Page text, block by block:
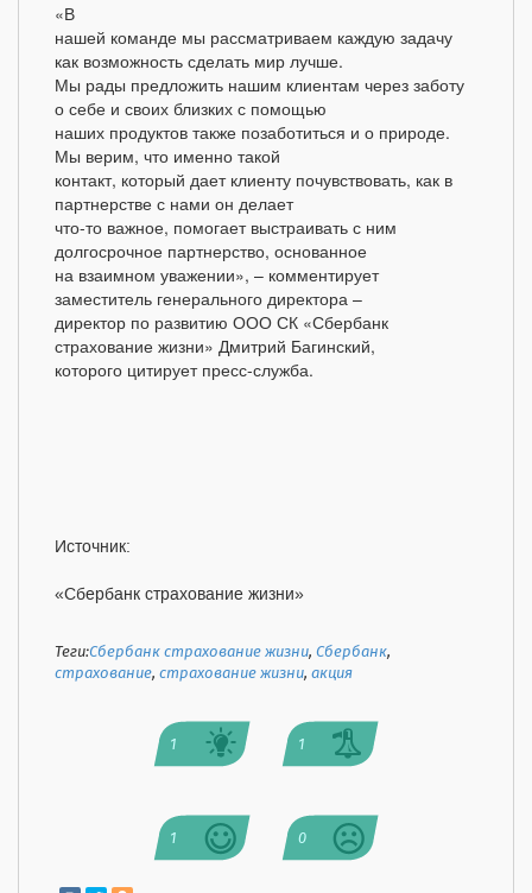
«В
нашей команде мы рассматриваем каждую задачу
как возможность сделать мир лучше.
Мы рады предложить нашим клиентам через заботу
о себе и своих близких с помощью
наших продуктов также позаботиться и о природе.
Мы верим, что именно такой
контакт, который дает клиенту почувствовать, как в
партнерстве с нами он делает
что-то важное, помогает выстраивать с ним
долгосрочное партнерство, основанное
на взаимном уважении», – комментирует
заместитель генерального директора –
директор по развитию ООО СК «Сбербанк
страхование жизни» Дмитрий Багинский,
которого цитирует пресс-служба.
Источник:
«Сбербанк страхование жизни»
Теги:Сбербанк страхование жизни,Сбербанк,
страхование,страхование жизни,акция
1 1
1 0